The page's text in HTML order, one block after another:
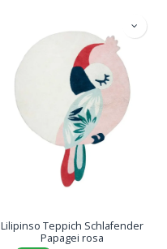
Lilipinso Teppich Schlafender
Papagei rosa